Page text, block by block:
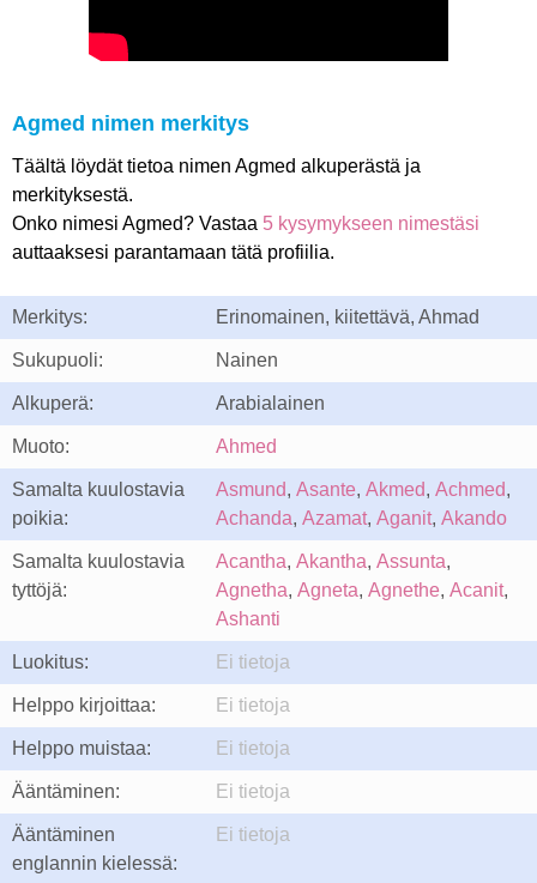
Agmed nimen merkitys
Täältä löydät tietoa nimen Agmed alkuperästä ja
merkityksestä.
Onko nimesi Agmed? Vastaa 5 kysymykseen nimestäsi
auttaaksesi parantamaan tätä profiilia.
Merkitys: Erinomainen, kiitettävä, Ahmad
Sukupuoli: Nainen
Alkuperä: Arabialainen
Muoto: Ahmed
Samalta kuulostavia
poikia:
Asmund, Asante, Akmed, Achmed,
Achanda, Azamat, Aganit, Akando
Samalta kuulostavia
tyttöjä:
Acantha, Akantha, Assunta,
Agnetha, Agneta, Agnethe, Acanit,
Ashanti
Luokitus: Ei tietoja
Helppo kirjoittaa: Ei tietoja
Helppo muistaa: Ei tietoja
Ääntäminen: Ei tietoja
Ääntäminen
englannin kielessä:
Ei tietoja